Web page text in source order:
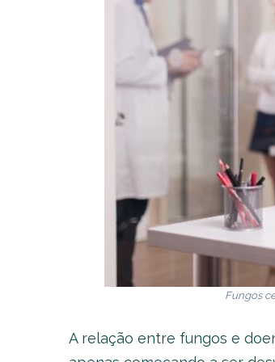
Fungos
A relação entre fungos e